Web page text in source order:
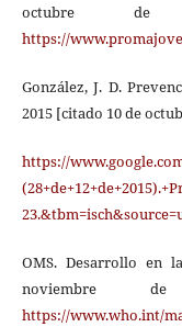
octubre de
https://
González, J. D.
2015 [citado 10 de
https://
OMS. Desarrollo en
noviembre
https://www.who.int/